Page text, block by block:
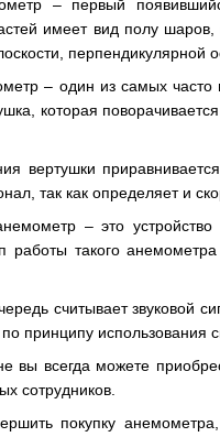
– первый
имеет вид полу
перпендикулярной
– один из самых часто
которая
вертушки
так как определяет и
– это
работы такого
считывает звуковой
принципу использования
вы всегда можете
сотрудников.
покупку